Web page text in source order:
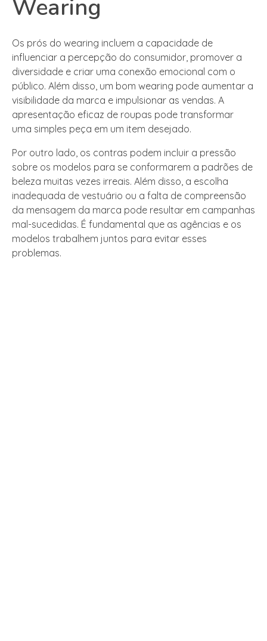
Wearing
Os prós do wearing incluem a capacidade de
influenciar a percepção do consumidor, promover a
diversidade e criar uma conexão emocional com o
público. Além disso, um bom wearing pode aumentar a
visibilidade da marca e impulsionar as vendas. A
apresentação eficaz de roupas pode transformar
uma simples peça em um item desejado.
Por outro lado, os contras podem incluir a pressão
sobre os modelos para se conformarem a padrões de
beleza muitas vezes irreais. Além disso, a escolha
inadequada de vestuário ou a falta de compreensão
da mensagem da marca pode resultar em campanhas
mal-sucedidas. É fundamental que as agências e os
modelos trabalhem juntos para evitar esses
problemas.